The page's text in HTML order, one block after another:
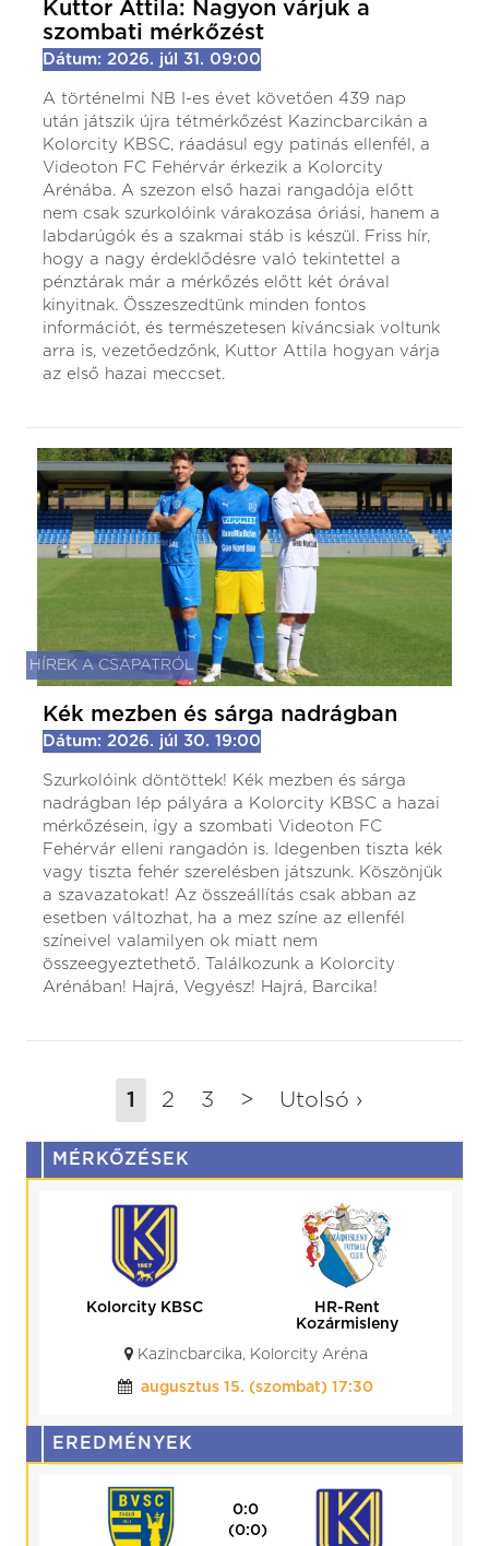
Kuttor Attila: Nagyon várjuk a
szombati mérkőzést
Dátum: 2026. júl 31. 09:00
A történelmi NB I-es évet követően 439 nap
után játszik újra tétmérkőzést Kazincbarcikán a
Kolorcity KBSC, ráadásul egy patinás ellenfél, a
Videoton FC Fehérvár érkezik a Kolorcity
Arénába. A szezon első hazai rangadója előtt
nem csak szurkolóink várakozása óriási, hanem a
labdarúgók és a szakmai stáb is készül. Friss hír,
hogy a nagy érdeklődésre való tekintettel a
pénztárak már a mérkőzés előtt két órával
kinyitnak. Összeszedtünk minden fontos
információt, és természetesen kíváncsiak voltunk
arra is, vezetőedzőnk, Kuttor Attila hogyan várja
az első hazai meccset.
HÍREK A CSAPATRÓL
Kék mezben és sárga nadrágban
Dátum: 2026. júl 30. 19:00
Szurkolóink döntöttek! Kék mezben és sárga
nadrágban lép pályára a Kolorcity KBSC a hazai
mérkőzésein, így a szombati Videoton FC
Fehérvár elleni rangadón is. Idegenben tiszta kék
vagy tiszta fehér szerelésben játszunk. Köszönjük
a szavazatokat! Az összeállítás csak abban az
esetben változhat, ha a mez színe az ellenfél
színeivel valamilyen ok miatt nem
összeegyeztethető. Találkozunk a Kolorcity
Arénában! Hajrá, Vegyész! Hajrá, Barcika!
1 2 3 > Utolsó ›
MÉRKŐZÉSEK
Kolorcity KBSC
HR-Rent
Kozármisleny
Kazincbarcika, Kolorcity Aréna
augusztus 15. (szombat) 17:30
EREDMÉNYEK
0:0
(0:0)